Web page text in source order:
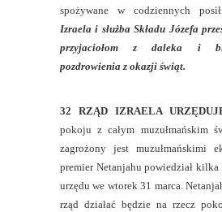
spożywane w codziennych
Izraela i służba Składu Józefa
przyjaciołom z daleka i
pozdrowienia z okazji świąt.
32 RZĄD IZRAELA
pokoju z całym muzułmańskim
zagrożony jest muzułmańskimi
premier Netanjahu powiedział
urzędu we wtorek 31 marca.
rząd działać będzie na rzecz